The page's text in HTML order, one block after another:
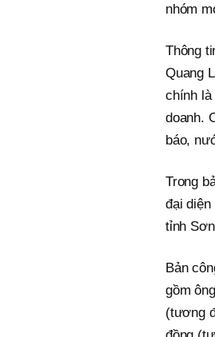
nhóm
Thông
Quang
chính là
doanh.
báo,
Trong
đại diện
tỉnh
Bản
gồm
(tương